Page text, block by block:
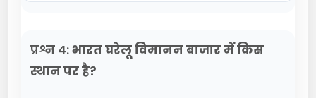
प्रश्न 4:भारत घरेलू विमानन बाजार में किस
स्थान पर है?